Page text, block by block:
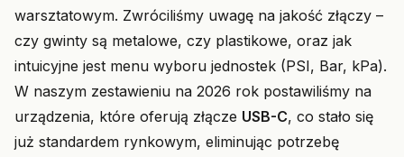
warsztatowym. Zwróciliśmy uwagę na jakość złączy –
czy gwinty są metalowe, czy plastikowe, oraz jak
intuicyjne jest menu wyboru jednostek (PSI, Bar, kPa).
W naszym zestawieniu na 2026 rok postawiliśmy na
urządzenia, które oferują złącze USB-C, co stało się
już standardem rynkowym, eliminując potrzebę